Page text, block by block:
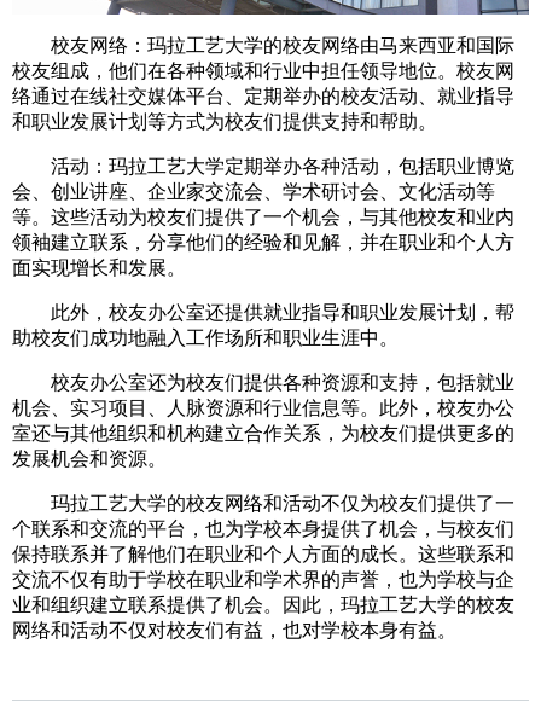
校友网络：玛拉工艺大学的校友网络由马来西亚和国际
校友组成，他们在各种领域和行业中担任领导地位。校友网
络通过在线社交媒体平台、定期举办的校友活动、就业指导
和职业发展计划等方式为校友们提供支持和帮助。
活动：玛拉工艺大学定期举办各种活动，包括职业博览
会、创业讲座、企业家交流会、学术研讨会、文化活动等
等。这些活动为校友们提供了一个机会，与其他校友和业内
领袖建立联系，分享他们的经验和见解，并在职业和个人方
面实现增长和发展。
此外，校友办公室还提供就业指导和职业发展计划，帮
助校友们成功地融入工作场所和职业生涯中。
校友办公室还为校友们提供各种资源和支持，包括就业
机会、实习项目、人脉资源和行业信息等。此外，校友办公
室还与其他组织和机构建立合作关系，为校友们提供更多的
发展机会和资源。
玛拉工艺大学的校友网络和活动不仅为校友们提供了一
个联系和交流的平台，也为学校本身提供了机会，与校友们
保持联系并了解他们在职业和个人方面的成长。这些联系和
交流不仅有助于学校在职业和学术界的声誉，也为学校与企
业和组织建立联系提供了机会。因此，玛拉工艺大学的校友
网络和活动不仅对校友们有益，也对学校本身有益。